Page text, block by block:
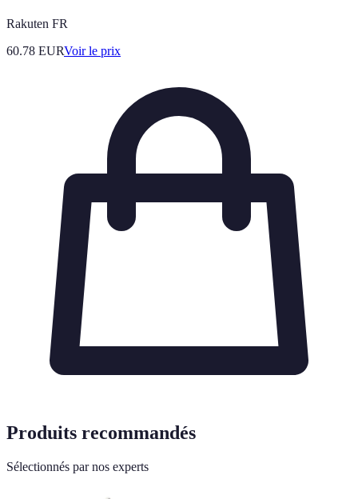
Rakuten FR
60.78 EURVoir le prix
Produits recommandés
Sélectionnés par nos experts